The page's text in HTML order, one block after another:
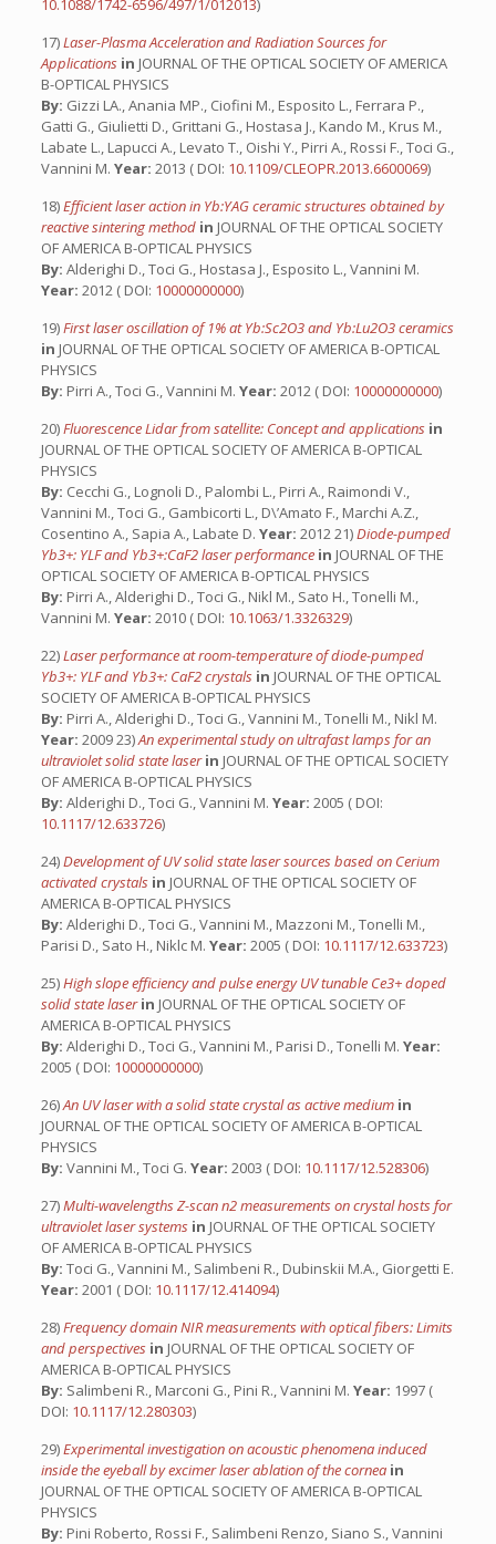
10.1088/1742-6596/497/1/012013)
17)Laser-Plasma Acceleration and Radiation Sources for
Applications in JOURNAL OF THE OPTICAL SOCIETY OF AMERICA
B-OPTICAL PHYSICS
By: Gizzi LA., Anania MP., Ciofini M., Esposito L., Ferrara P.,
Gatti G., Giulietti D., Grittani G., Hostasa J., Kando M., Krus M.,
Labate L., Lapucci A., Levato T., Oishi Y., Pirri A., Rossi F., Toci G.,
Vannini M. Year: 2013 ( DOI: 10.1109/CLEOPR.2013.6600069)
18)Efficient laser action in Yb:YAG ceramic structures obtained by
reactive sintering method in JOURNAL OF THE OPTICAL SOCIETY
OF AMERICA B-OPTICAL PHYSICS
By: Alderighi D., Toci G., Hostasa J., Esposito L., Vannini M.
Year: 2012 ( DOI: 10000000000)
19)First laser oscillation of 1% at Yb:Sc2O3 and Yb:Lu2O3 ceramics
in JOURNAL OF THE OPTICAL SOCIETY OF AMERICA B-OPTICAL
PHYSICS
By: Pirri A., Toci G., Vannini M. Year: 2012 ( DOI: 10000000000)
20)Fluorescence Lidar from satellite: Concept and applications in
JOURNAL OF THE OPTICAL SOCIETY OF AMERICA B-OPTICAL
PHYSICS
By: Cecchi G., Lognoli D., Palombi L., Pirri A., Raimondi V.,
Vannini M., Toci G., Gambicorti L., D\’Amato F., Marchi A.Z.,
Cosentino A., Sapia A., Labate D. Year: 2012 21)Diode-pumped
Yb3+: YLF and Yb3+:CaF2 laser performance in JOURNAL OF THE
OPTICAL SOCIETY OF AMERICA B-OPTICAL PHYSICS
By: Pirri A., Alderighi D., Toci G., Nikl M., Sato H., Tonelli M.,
Vannini M. Year: 2010 ( DOI: 10.1063/1.3326329)
22)Laser performance at room-temperature of diode-pumped
Yb3+: YLF and Yb3+: CaF2 crystals in JOURNAL OF THE OPTICAL
SOCIETY OF AMERICA B-OPTICAL PHYSICS
By: Pirri A., Alderighi D., Toci G., Vannini M., Tonelli M., Nikl M.
Year: 2009 23)An experimental study on ultrafast lamps for an
ultraviolet solid state laserin JOURNAL OF THE OPTICAL SOCIETY
OF AMERICA B-OPTICAL PHYSICS
By: Alderighi D., Toci G., Vannini M. Year: 2005 ( DOI:
10.1117/12.633726)
24)Development of UV solid state laser sources based on Cerium
activated crystals in JOURNAL OF THE OPTICAL SOCIETY OF
AMERICA B-OPTICAL PHYSICS
By: Alderighi D., Toci G., Vannini M., Mazzoni M., Tonelli M.,
Parisi D., Sato H., Niklc M. Year: 2005 ( DOI: 10.1117/12.633723)
25)High slope efficiency and pulse energy UV tunable Ce3+ doped
solid state laserin JOURNAL OF THE OPTICAL SOCIETY OF
AMERICA B-OPTICAL PHYSICS
By: Alderighi D., Toci G., Vannini M., Parisi D., Tonelli M. Year:
2005 ( DOI: 10000000000)
26)An UV laser with a solid state crystal as active medium in
JOURNAL OF THE OPTICAL SOCIETY OF AMERICA B-OPTICAL
PHYSICS
By: Vannini M., Toci G. Year: 2003 ( DOI: 10.1117/12.528306)
27)Multi-wavelengths Z-scan n2 measurements on crystal hosts for
ultraviolet laser systems in JOURNAL OF THE OPTICAL SOCIETY
OF AMERICA B-OPTICAL PHYSICS
By: Toci G., Vannini M., Salimbeni R., Dubinskii M.A., Giorgetti E.
Year: 2001 ( DOI: 10.1117/12.414094)
28)Frequency domain NIR measurements with optical fibers: Limits
and perspectives in JOURNAL OF THE OPTICAL SOCIETY OF
AMERICA B-OPTICAL PHYSICS
By: Salimbeni R., Marconi G., Pini R., Vannini M. Year: 1997 (
DOI: 10.1117/12.280303)
29)Experimental investigation on acoustic phenomena induced
inside the eyeball by excimer laser ablation of the cornea in
JOURNAL OF THE OPTICAL SOCIETY OF AMERICA B-OPTICAL
PHYSICS
By: Pini Roberto, Rossi F., Salimbeni Renzo, Siano S., Vannini